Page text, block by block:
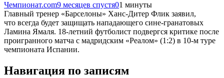
Чемпионат.com9 месяцев спустя01 минуты
Главный тренер «Барселоны» Ханс-Дитер Флик заявил,
что всегда будет защищать нападающего сине-гранатовых
Ламина Ямаля. 18-летний футболист подвергся критике после
проигранного матча с мадридским «Реалом» (1:2) в 10-м туре
чемпионата Испании.
Навигация по записям